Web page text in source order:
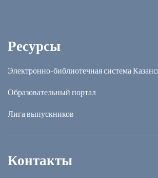
Ресурсы
Электронно-библиотечная система
Образовательный портал
Лига выпускников
Контакты